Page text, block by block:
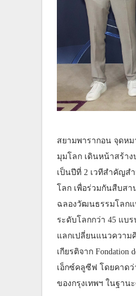
สยามพารากอน จุดหม
มุมโลก เดินหน้าสร้างป
เป็นปีที่ 2 เวทีสำคัญส
โลก เพื่อร่วมกันสืบส
ฉลองวัฒนธรรมโลกแ
ระดับโลกกว่า 45 แบ
แลกเปลี่ยนแนวความ
เกียรติจาก Fondation
เอ็กซ์คลูซีฟ โดยคาดว่
ของกรุงเทพฯ ในฐาน